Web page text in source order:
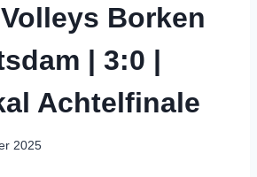
Borken
| 3:0 |
Achtelfinale
2025